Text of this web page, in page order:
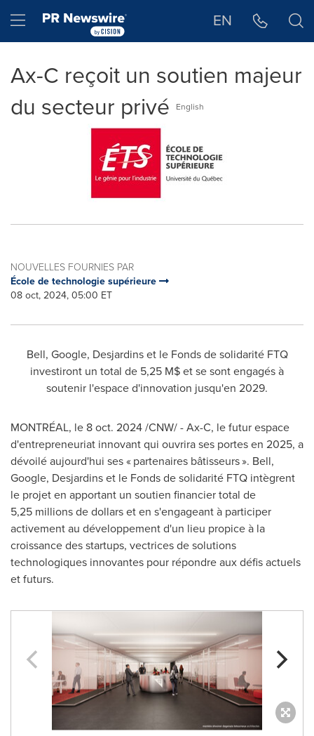
Hamburger menu EN
Ax-C reçoit un soutien majeur
du secteur privé
English
NOUVELLES FOURNIES PAR
École de technologie supérieure
08 oct, 2024, 05:00 ET
Bell, Google, Desjardins et le Fonds de solidarité FTQ
investiront un total de 5,25 M$ et se sont engagés à
soutenir l'espace d'innovation jusqu'en 2029.
MONTRÉAL, le 8 oct. 2024/CNW/ - Ax-C, le futur espace
d'entrepreneuriat innovant qui ouvrira ses portes en 2025, a
dévoilé aujourd'hui ses « partenaires bâtisseurs ». Bell,
Google, Desjardins et le Fonds de solidarité FTQ intègrent
le projet en apportant un soutien financier total de
5,25 millions de dollars et en s'engageant à participer
activement au développement d'un lieu propice à la
croissance des startups, vectrices de solutions
technologiques innovantes pour répondre aux défis actuels
et futurs.